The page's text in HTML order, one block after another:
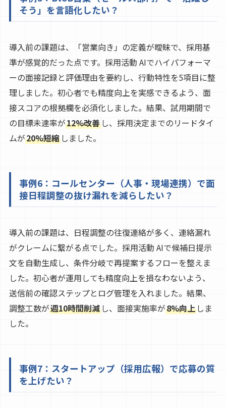
そう」を言語化したい？
導入前の課題は、「営業向き」の定義が曖昧で、採用基
準が感覚的だった点です。採用活動 AIでハイパフォーマ
ーの面接記録と評価理由を要約し、行動特性を5項目に整
理しました。初心者でも精度向上を実感できるよう、面
接スコアの根拠欄を必須化しました。結果、試用期間で
の目標未達率が12%改善し、採用決定までのリードタイ
ムが20%短縮しました。
事例6：コールセンター（人事・現場連携）で面
接日程調整の抜け漏れを減らしたい？
導入前の課題は、日程調整の往復連絡が多く、連絡漏れ
がクレームに繋がる点でした。採用活動 AIで候補日提示
文を自動生成し、条件分岐で再提案するフローを整えま
した。初心者が運用しても精度向上を損なわないよう、
送信前の確認ステップとログ管理を入れました。結果、
調整工数が週10時間削減し、面接実施率が8%向上しま
した。
事例7：スタートアップ（採用広報）で応募の質
を上げたい？